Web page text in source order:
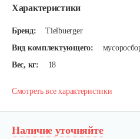
Характеристики
Бренд:
Tielbuerger
Вид комплектующего:
Вес, кг:
18
Смотреть все характеристики
Наличие уточняйте